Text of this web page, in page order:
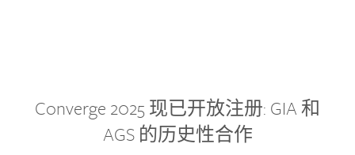
Converge 2025 现已开放注册: GIA 和
AGS 的历史性合作